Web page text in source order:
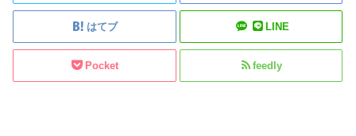
はてブ LINE
Pocket feedly